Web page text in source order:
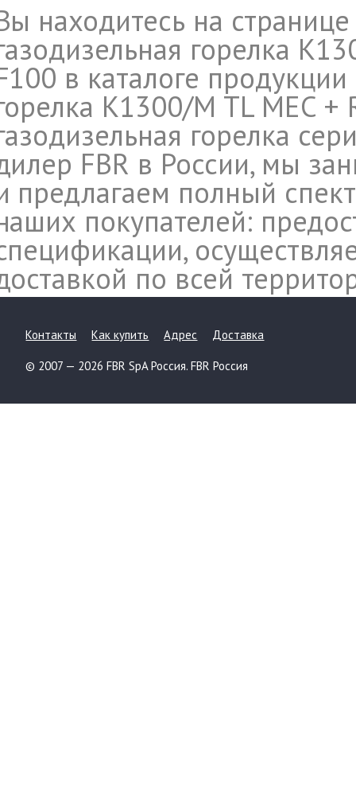
находитесь на
горелка
в каталоге
K1300/M TL MEC +
горелка
FBR в России, мы
предлагаем полный
покупателей:
по всей
Контакты Как купить Адрес Доставка
© 2007 — 2026 FBR SpA Россия. FBR Россия